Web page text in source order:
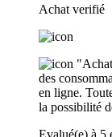
Achat verifié
des
en ligne.
la possibilité
Evalué(e) à 5